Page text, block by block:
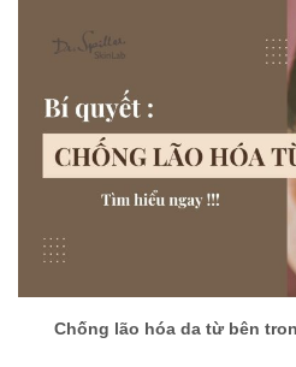
Chống lão hóa da từ bên